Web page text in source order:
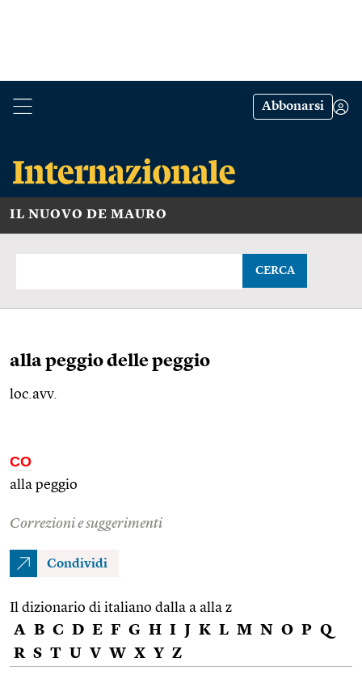
Abbonarsi
IL NUOVO DE MAURO
CERCA
alla peggio delle peggio
loc.avv.
CO
alla peggio
Correzioni e suggerimenti
Condividi
Il dizionario di italiano dalla a alla z
A B C D E F G H I J K L M N O P Q
R S T U V W X Y Z